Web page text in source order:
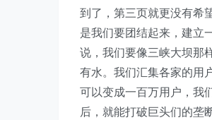
到了，第三页就更没有希
是我们要团结起来，建立
说，我们要像三峡大坝那
有水。我们汇集各家的用
可以变成一百万用户，我
后，就能打破巨头们的垄